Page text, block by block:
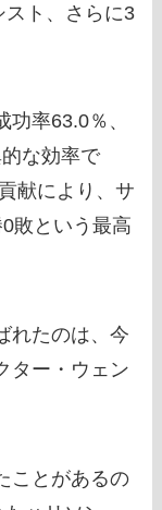
スト、さらに3
率63.0％、
な効率で
献により、サ
敗という最高
れたのは、今
ター・ウェン
ことがあるの